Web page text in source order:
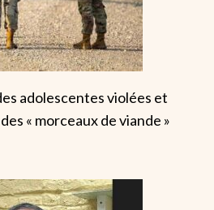
adolescentes violées et
« morceaux de viande »